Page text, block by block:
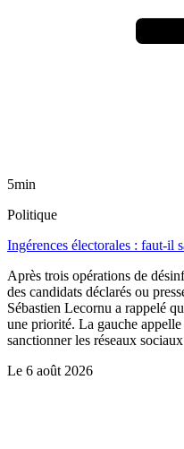
5min
Politique
Ingérences électorales : faut-il
Après trois opérations de
des candidats déclarés ou
Sébastien Lecornu a rappelé
une priorité. La gauche
sanctionner les réseaux
Le 6 août 2026